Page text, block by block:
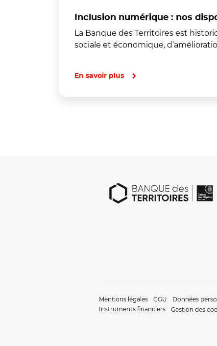
Inclusion numérique : nos
La Banque des Territoires est
sociale et économique,
En savoir plus
Mentions légales CGU Données
Instruments financiers
Gestion des